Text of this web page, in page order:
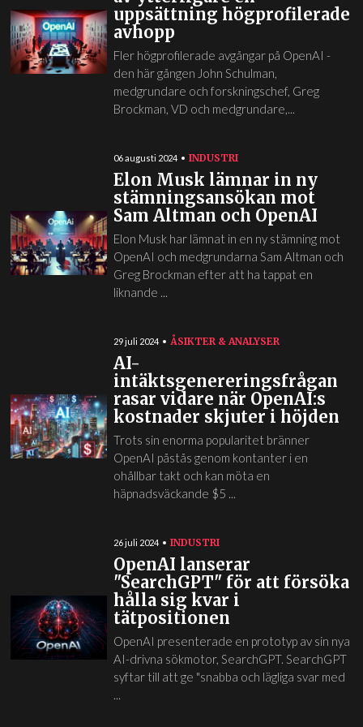
uppsättning högprofilerade
avhopp
Fler högprofilerade avgångar på OpenAI -
den här gången John Schulman,
medgrundare och forskningschef, Greg
Brockman, VD och medgrundare,...
06 augusti 2024 INDUSTRI
Elon Musk lämnar in ny
stämningsansökan mot
Sam Altman och OpenAI
Elon Musk har lämnat in en ny stämning mot
OpenAI och medgrundarna Sam Altman och
Greg Brockman efter att ha tappat en
liknande ...
29 juli 2024 ÅSIKTER & ANALYSER
AI-
intäktsgenereringsfrågan
rasar vidare när OpenAI:s
kostnader skjuter i höjden
Trots sin enorma popularitet bränner
OpenAI påstås genom kontanter i en
ohållbar takt och kan möta en
häpnadsväckande $5 ...
26 juli 2024 INDUSTRI
OpenAI lanserar
"SearchGPT" för att försöka
hålla sig kvar i
tätpositionen
OpenAI presenterade en prototyp av sin nya
AI-drivna sökmotor, SearchGPT. SearchGPT
syftar till att ge "snabba och lägliga svar med
...